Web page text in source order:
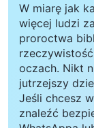
W miarę jak
więcej ludzi
proroctwa
oczach. Nikt
jutrzejszy
Jeśli chcesz
znaleźć